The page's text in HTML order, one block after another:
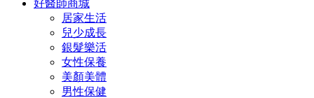
好醫師商城
居家生活
兒少成長
銀髮樂活
女性保養
美顏美體
男性保健